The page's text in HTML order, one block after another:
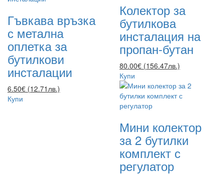
Гъвкава връзка
с метална
оплетка за
бутилкови
инсталации
6.50€ (12.71лв.)
Купи
Колектор за
бутилкова
инсталация на
пропан-бутан
80.00€ (156.47лв.)
Купи
Мини колектор
за 2 бутилки
комплект с
регулатор